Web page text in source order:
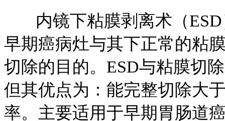
内镜下粘膜剥离术（ESD
早期癌病灶与其下正常的粘
切除的目的。ESD与粘膜切
但其优点为：能完整切除大
率。主要适用于早期胃肠道